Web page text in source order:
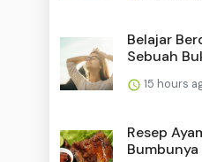
Belajar
Sebuah
15 hours
Resep
Bumbunya